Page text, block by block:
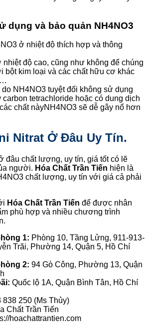
dụng và bảo quản NH4NO3
ở nhiệt độ thích hợp và thông
nhiệt độ cao, cũng như không để chúng
bột kim loại và các chất hữu cơ khác
do NH4NO3 tuyệt đối không sử dụng
tetrachloride hoặc có dung dịch
chất nàyNH4NO3 sẽ dễ gây nổ hơn
Nitrat Ở Đâu Uy Tín.
đâu chất lượng, uy tín, giá tốt có lẽ
người. Hóa Chất Trần Tiến hiện là
chất lượng, uy tín với giá cả phải
Hóa Chất Trần Tiến để được nhân
phù hợp và nhiều chương trình
1: Phòng 10, Tầng Lửng, 911-913-
Trãi, Phường 14, Quận 5, Hồ Chí
2: 94 Gò Công, Phường 13, Quận
Quốc lộ 1A, Quận Bình Tân, Hồ Chí
838 250 (Ms Thủy)
Chất Trần Tiến
hoachattrantien.com